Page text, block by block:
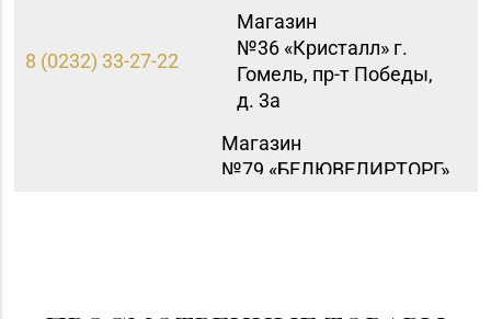
8 (0232) 33-27-22
Магазин
№36 «Кристалл» г.
Гомель, пр-т Победы,
д. 3а
Магазин
№79 «БЕЛЮВЕЛИРТОРГ»